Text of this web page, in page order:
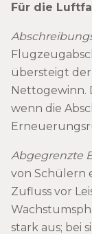
Für die
übersteigt
Nettogewinn.
wenn die
Abgegrenzte
von Schülern
Zufluss vor
stark aus; bei